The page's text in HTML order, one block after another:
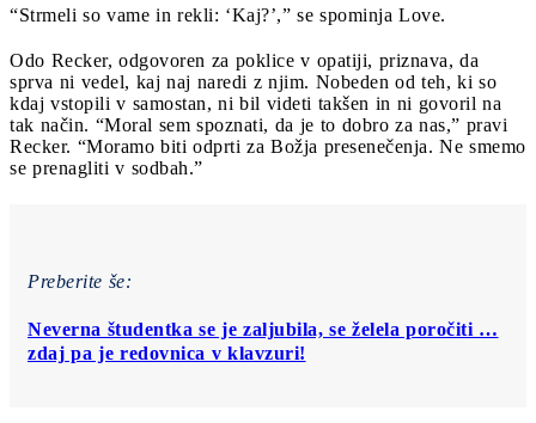
“Strmeli so vame in rekli: ‘Kaj?’,” se spominja Love.
Odo Recker, odgovoren za poklice v opatiji, priznava, da
sprva ni vedel, kaj naj naredi z njim. Nobeden od teh, ki so
kdaj vstopili v samostan, ni bil videti takšen in ni govoril na
tak način. “Moral sem spoznati, da je to dobro za nas,” pravi
Recker. “Moramo biti odprti za Božja presenečenja. Ne smemo
se prenagliti v sodbah.”
Preberite še:
Neverna študentka se je zaljubila, se želela poročiti …
zdaj pa je redovnica v klavzuri!